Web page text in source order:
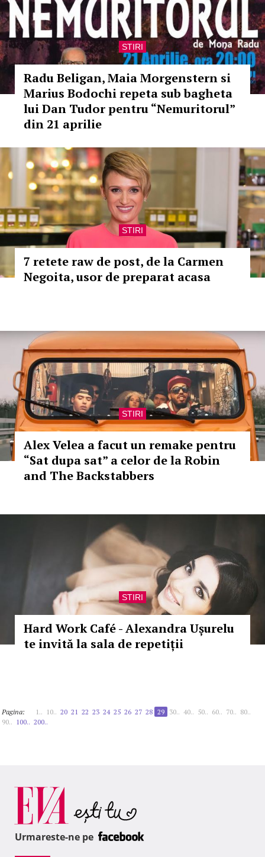
STIRI
Radu Beligan, Maia Morgenstern si
Marius Bodochi repeta sub bagheta
lui Dan Tudor pentru “Nemuritorul”
din 21 aprilie
STIRI
7 retete raw de post, de la Carmen
Negoita, usor de preparat acasa
STIRI
Alex Velea a facut un remake pentru
“Sat dupa sat” a celor de la Robin
and The Backstabbers
STIRI
Hard Work Café - Alexandra Ușurelu
te invită la sala de repetiții
Pagina: 1.. 10.. 20 21 22 23 24 25 26 27 28 29 30.. 40.. 50.. 60.. 70.. 80..
90.. 100.. 200..
Urmareste-ne pe